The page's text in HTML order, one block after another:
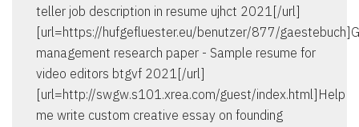
teller job description in resume ujhct 2021[/url]
[url=https://hufgefluester.eu/benutzer/877/
management research paper - Sample resume for
video editors btgvf 2021[/url]
[url=http://swgw.s101.xrea.com/guest/index.html]Help
me write custom creative essay on founding